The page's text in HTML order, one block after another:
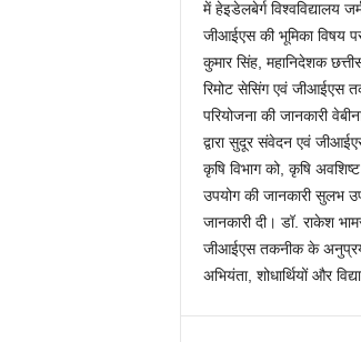
में हेइडेलबेर्ग विश्वविद्यालय
जीआईएस की भूमिका विषय
कुमार सिंह, महानिदेशक
रिमोट सेसिंग एवं जीआईएस
परियोजना की जानकारी
द्वारा सुदूर संवेदन एवं
कृषि विभाग को, कृषि
उपयोग की जानकारी सुलभ
जानकारी दी। डॉ. राकेश
जीआईएस तकनीक के
अभियंता, शोधार्थियों और